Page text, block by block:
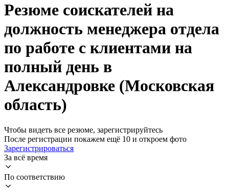
Резюме соискателей на
должность менеджера отдела
по работе с клиентами на
полный день в
Александровке (Московская
область)
Чтобы видеть все резюме, зарегистрируйтесь
После регистрации покажем ещё 10 и откроем фото
Зарегистрироваться
За всё время
По соответствию